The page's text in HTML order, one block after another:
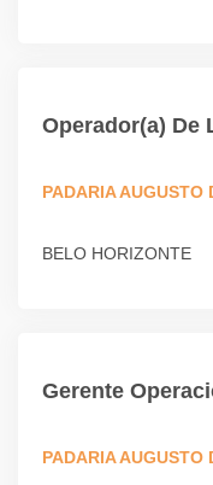
Operador(a) De
PADARIA AUGUSTO
BELO HORIZONTE
Gerente
PADARIA AUGUSTO